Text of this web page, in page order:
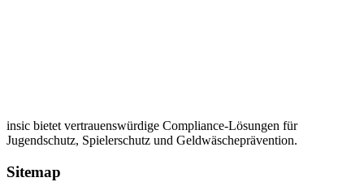
insic bietet vertrauenswürdige Compliance-Lösungen für
Jugendschutz, Spielerschutz und Geldwäscheprävention.
Sitemap